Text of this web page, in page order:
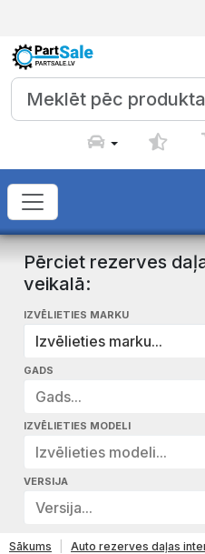
Pērciet rezerves
veikalā:
IZVĒLIETIES MARKU
Izvēlieties marku...
GADS
Gads...
IZVĒLIETIES MODELI
Izvēlieties modeli...
VERSIJA
Versija...
Sākums
Auto rezerves daļas